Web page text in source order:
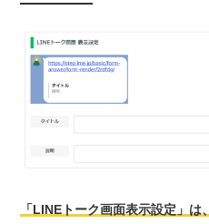
「LINEトーク画面表示設定」